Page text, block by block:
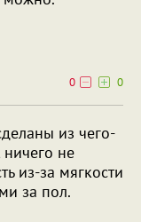
0
0
из чего-
не
из-за мягкости
за пол.